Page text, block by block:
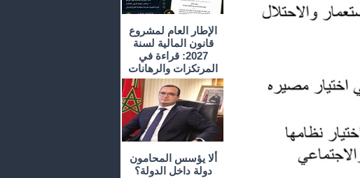
الإطار العام لمشروع
قانون المالية لسنة
2027: قراءة في
المرتكزات والرهانات
ألا يؤسس المحامون
دولة داخل الدولة؟